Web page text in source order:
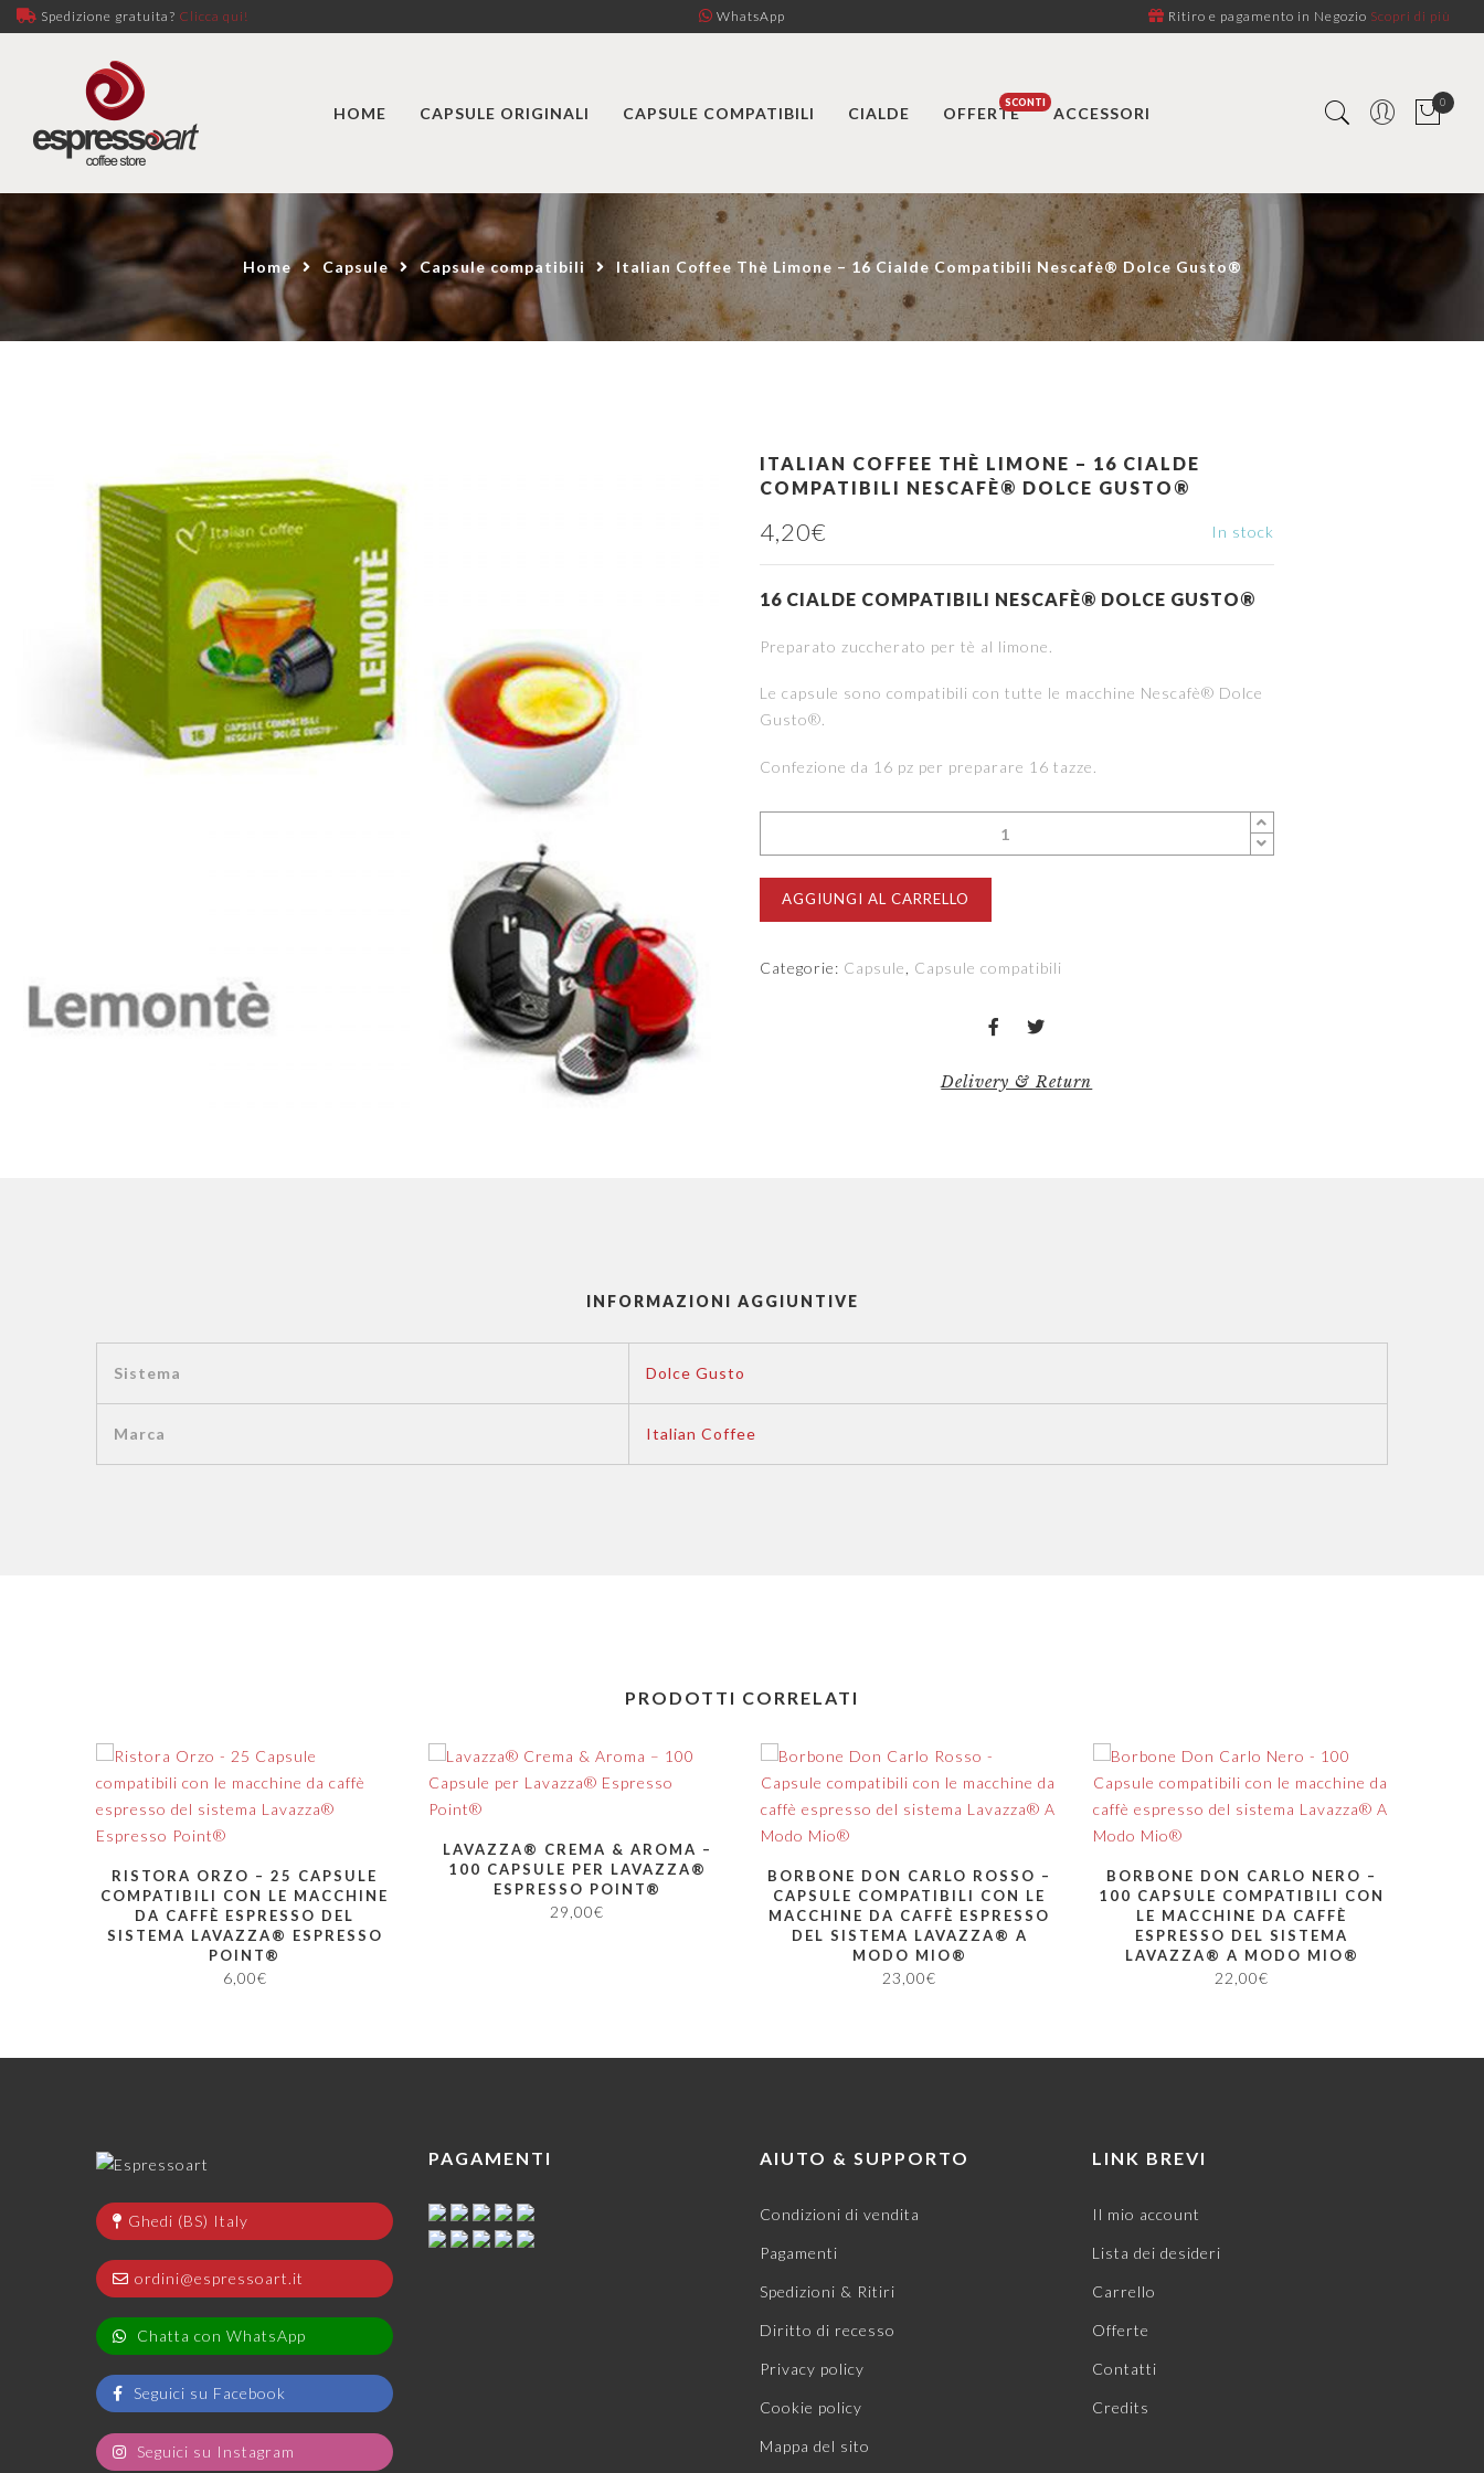
Spedizione gratuita? Clicca qui! WhatsApp Ritiro e pagamento in Negozio Scopri di più
HOME CAPSULE ORIGINALI CAPSULE COMPATIBILI CIALDE OFFERTE ACCESSORI
0
Home Capsule Capsule compatibili Italian Coffee Thè Limone – 16 Cialde Compatibili Nescafè® Dolce Gusto®
ITALIAN COFFEE THÈ LIMONE – 16 CIALDE
COMPATIBILI NESCAFÈ® DOLCE GUSTO®
4,20€ In stock
16 CIALDE COMPATIBILI NESCAFÈ® DOLCE GUSTO®
Preparato zuccherato per tè al limone.
Le capsule sono compatibili con tutte le macchine Nescafè® Dolce
Gusto®.
Confezione da 16 pz per preparare 16 tazze.
AGGIUNGI AL CARRELLO
Categorie: Capsule Capsule compatibili
Delivery & Return
INFORMAZIONI AGGIUNTIVE
Sistema Dolce Gusto
Marca Italian Coffee
PRODOTTI CORRELATI
RISTORA ORZO – 25 CAPSULE
COMPATIBILI CON LE MACCHINE
DA CAFFÈ ESPRESSO DEL
SISTEMA LAVAZZA® ESPRESSO
POINT®
6,00€
LAVAZZA® CREMA & AROMA –
100 CAPSULE PER LAVAZZA®
ESPRESSO POINT®
29,00€
BORBONE DON CARLO ROSSO –
CAPSULE COMPATIBILI CON LE
MACCHINE DA CAFFÈ ESPRESSO
DEL SISTEMA LAVAZZA® A
MODO MIO®
23,00€
BORBONE DON CARLO NERO –
100 CAPSULE COMPATIBILI CON
LE MACCHINE DA CAFFÈ
ESPRESSO DEL SISTEMA
LAVAZZA® A MODO MIO®
22,00€
Ghedi (BS) Italy
ordini@espressoart.it
Chatta con WhatsApp
Seguici su Facebook
Seguici su Instagram
PAGAMENTI AIUTO & SUPPORTO
Condizioni di vendita
Pagamenti
Spedizioni & Ritiri
Diritto di recesso
Privacy policy
Cookie policy
Mappa del sito
LINK BREVI
Il mio account
Lista dei desideri
Carrello
Offerte
Contatti
Credits